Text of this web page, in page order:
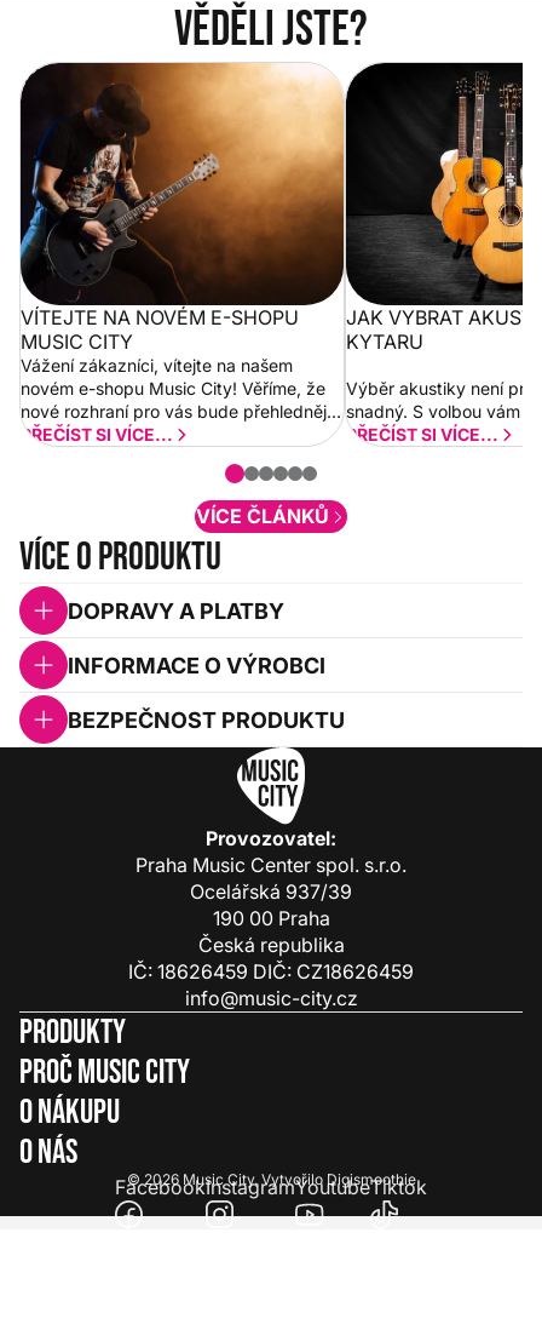
Věděli jste?
Vítejte na novém e-shopu Music
City
VÍTEJTE NA NOVÉM E-SHOPU
MUSIC CITY
Vážení zákazníci, vítejte na našem
novém e-shopu Music City! Věříme, že
nové rozhraní pro vás bude přehlednější
a rychlejší. Postupně budeme přidávat
PŘEČÍST SI VÍCE...
Jak vybrat
JAK VYBRAT
KYTARU
Výběr akustiky není pro
snadný. S volbou vám
PŘEČÍST SI VÍCE...
VÍCE ČLÁNKŮ
Více o produktu
DOPRAVY A PLATBY
INFORMACE O VÝROBCI
BEZPEČNOST PRODUKTU
Provozovatel:
Praha Music Center spol. s.r.o.
Ocelářská 937/39
190 00 Praha
Česká republika
IČ: 18626459 DIČ: CZ18626459
info@music-city.cz
Produkty
Proč Music City
O nákupu
O nás
© 2026 Music City.Vytvořilo Digismoothie
FacebookInstagramYoutubeTiktok